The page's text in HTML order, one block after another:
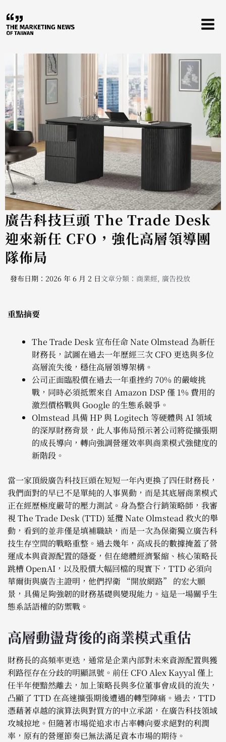
至
主
容
廣告科技巨頭 The Trade Desk
迎來新任 CFO，強化高層領導團
隊佈局
發布日期：2026 年 6 月 2 日文章分類： 商業經, 廣告投放
重點摘要
The Trade Desk 宣布任命 Nate Olmstead 為新任
財務長，試圖在過去一年歷經三次 CFO 更迭與多位
高層流失後，穩住高層領導架構。
公司正面臨股價在過去一年重挫約 70% 的嚴峻挑
戰，同時必須抵禦來自 Amazon DSP 僅 1% 費用的
激烈價格戰與 Google 的生態系競爭。
Olmstead 具備 HP 與 Logitech 等硬體與 AI 領域
的深厚財務背景，此人事佈局預示著公司將從擴張期
的成長導向，轉向強調營運效率與商業模式強健度的
新階段。
當一家頂級廣告科技巨頭在短短一年內更換了四任財務長，
我們面對的早已不是單純的人事異動，而是其底層商業模式
正在經歷極度嚴苛的壓力測試。身為整合行銷策略師，我審
視 The Trade Desk (TTD) 延攬 Nate Olmstead 救火的舉
動，看到的並非僅是填補職缺，而是一次為保衛獨立廣告科
技生存空間的戰略重整。過去幾年，高成長的數據掩蓋了營
運成本與資源配置的隱憂，但在總體經濟緊縮、核心策略長
跳槽 OpenAI，以及股價大幅回檔的現實下，TTD 必須向
華爾街與廣告主證明，他們捍衛 “開放網路” 的宏大願
景，具備足夠強韌的財務基礎與變現能力。這是一場關乎生
態系話語權的防禦戰。
高層動盪背後的商業模式重估
財務長的高頻率更迭，通常是企業內部對未來資源配置與獲
利路徑存在分歧的明顯訊號。前任 CFO Alex Kayyal 僅上
任半年便黯然離去，加上策略長與多位董事會成員的流失，
凸顯了 TTD 在高速擴張期後遭遇的轉型陣痛。過去，TTD
憑藉著卓越的演算法與對買方的中立承諾，在廣告科技領域
攻城掠地。但隨著市場從追求市占率轉向要求絕對的利潤
率，原有的營運節奏已無法滿足資本市場的期待。